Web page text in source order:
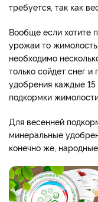
требуется, так как
Вообще если хотите
урожаи то
необходимо
только сойдет снег
удобрения каждые
подкормки
Для весенней
минеральные
конечно же,